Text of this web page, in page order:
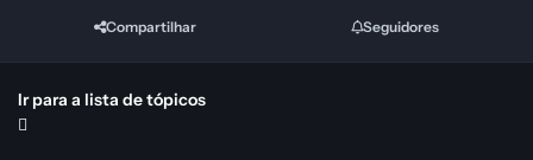
Compartilhar Seguidores
Ir para a lista de tópicos